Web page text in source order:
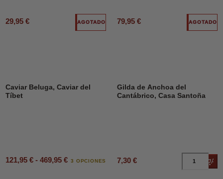
29,95 € AGOTADO 79,95 € AGOTADO
Caviar Beluga, Caviar del
Tíbet
121,95 € - 469,95 € 3 OPCIONES
Gilda de Anchoa del
Cantábrico, Casa Santoña
7,30 €